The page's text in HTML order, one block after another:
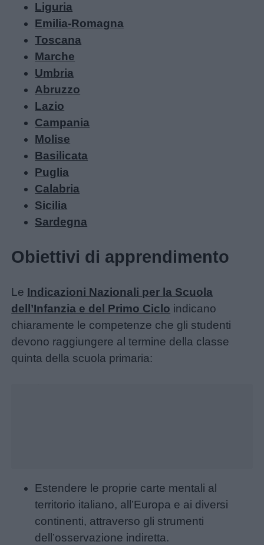
Disegni
da
colorare
Storie
per
bambini
Feste
e
giornate
Filastrocche
Nomi
maschili
Buongiorno
Buonanotte
Liguria
Emilia-Romagna
Toscana
Marche
Umbria
Abruzzo
Lazio
Campania
Molise
Basilicata
Puglia
Calabria
Sicilia
Sardegna
Obiettivi di apprendimento
Le Indicazioni Nazionali per la Scuola
dell’Infanzia e del Primo Ciclo indicano
chiaramente le competenze che gli studenti
devono raggiungere al termine della classe
quinta della scuola primaria:
Estendere le proprie carte mentali al
territorio italiano, all’Europa e ai diversi
continenti, attraverso gli strumenti
dell’osservazione indiretta.